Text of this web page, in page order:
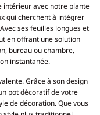
intérieur avec notre plante
qui cherchent à intégrer
ses feuilles longues et
en offrant une solution
bureau ou chambre,
instantanée.
Grâce à son design
pot décoratif de votre
de décoration. Que vous